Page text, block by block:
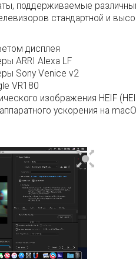
поддерживаемые
стандартной и
дисплея
ARRI Alexa LF
Sony Venice v2
VR180
изображения HEIF
ускорения на